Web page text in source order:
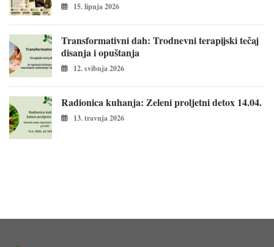
15. lipnja 2026
Transformativni dah: Trodnevni terapijski tečaj
disanja i opuštanja
12. svibnja 2026
Radionica kuhanja: Zeleni proljetni detox 14.04.
13. travnja 2026